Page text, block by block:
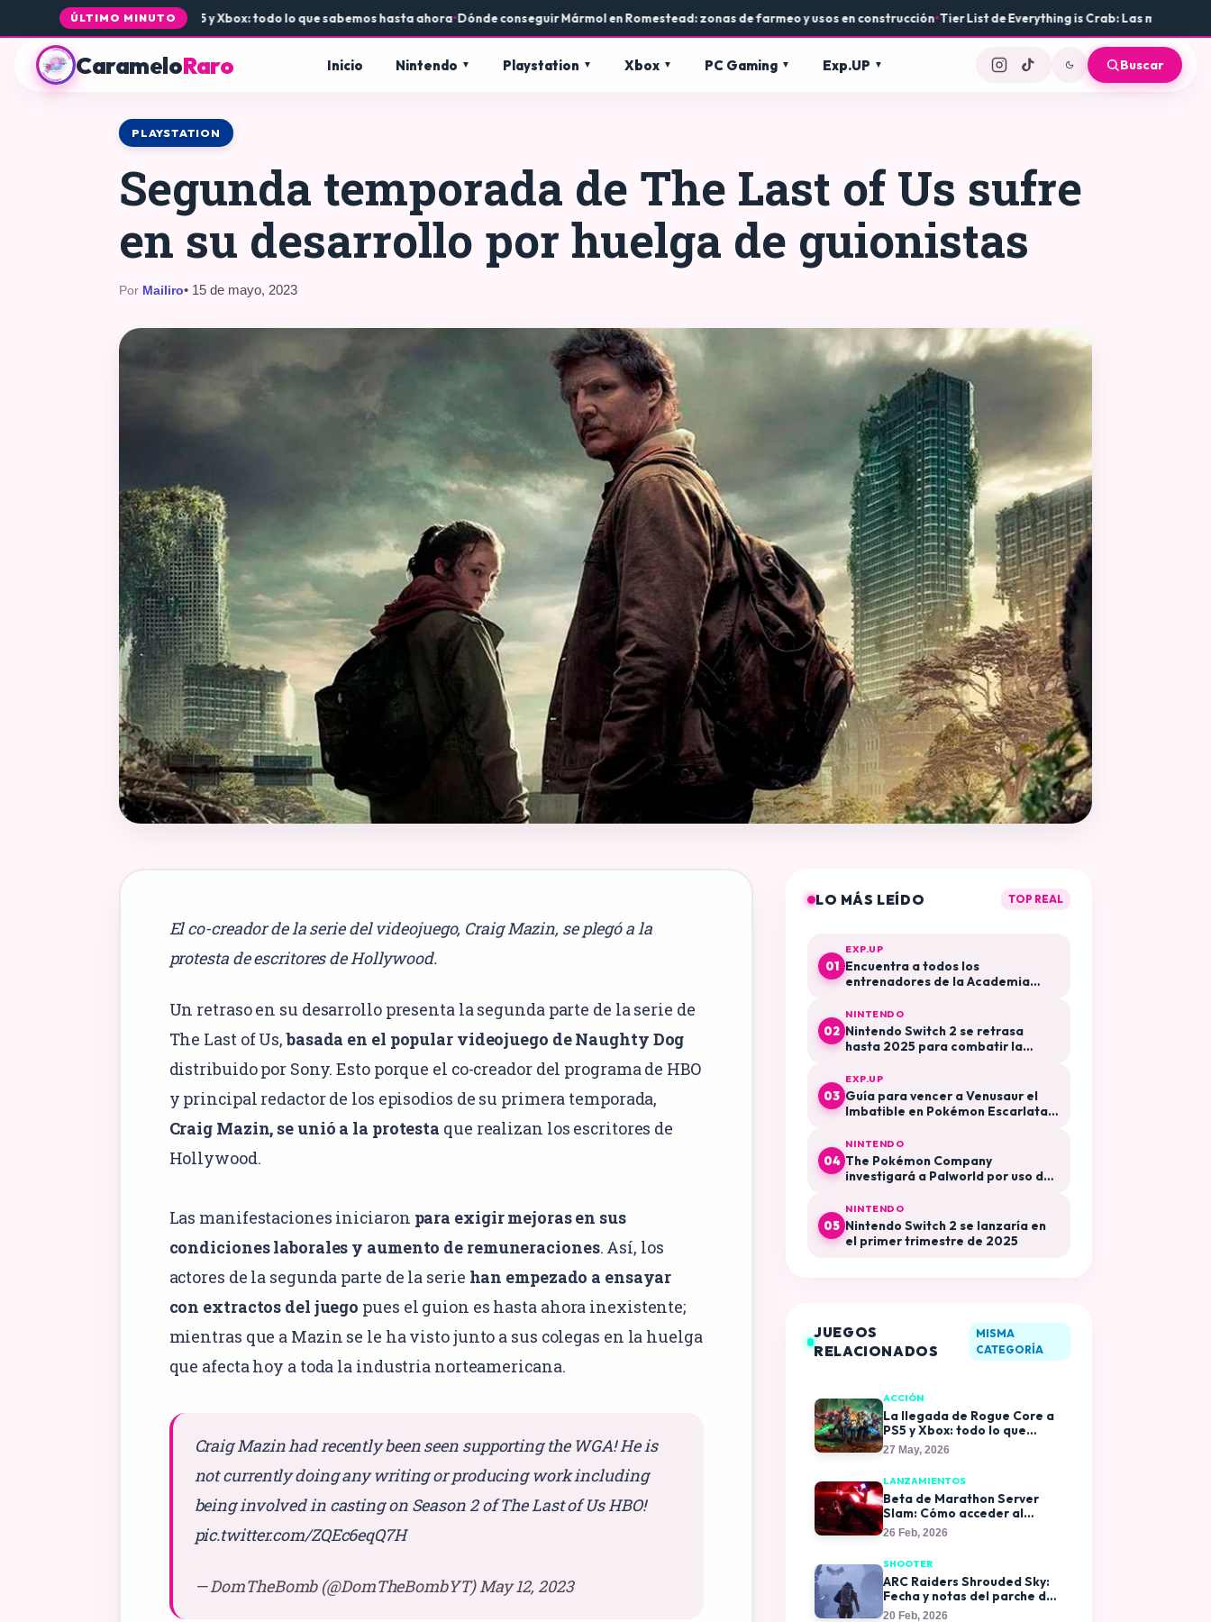
ÚLTIMO MINUTO
de Rogue Core a PS5 y Xbox: todo lo que sabemos hasta ahora•Dónde conseguir Mármol en Romestead: zonas de farmeo y usos en construcción•Tier List de Everything is Crab: Las mejores armas y
CarameloRaro Inicio Nintendo Playstation Xbox PC Gaming Exp.UP Buscar
PLAYSTATION
Segunda temporada de The Last of Us sufre
en su desarrollo por huelga de guionistas
Por Mailiro• 15 de mayo, 2023
El co-creador de la serie del videojuego, Craig Mazin, se plegó a la
protesta de escritores de Hollywood.
Un retraso en su desarrollo presenta la segunda parte de la serie de
The Last of Us,basada en el popular videojuego de Naughty Dog
distribuido por Sony. Esto porque el co-creador del programa de HBO
y principal redactor de los episodios de su primera temporada,
Craig Mazin, se unió a la protesta que realizan los escritores de
Hollywood.
Las manifestaciones iniciaron para exigir mejoras en sus
condiciones laborales y aumento de remuneraciones. Así, los
actores de la segunda parte de la serie han empezado a ensayar
con extractos del juego pues el guion es hasta ahora inexistente;
mientras que a Mazin se le ha visto junto a sus colegas en la huelga
que afecta hoy a toda la industria norteamericana.
Craig Mazin had recently been seen supporting the WGA! He is
not currently doing any writing or producing work including
being involved in casting on Season 2 of The Last of Us HBO!
pic.twitter.com/ZQEc6eqQ7H
— DomTheBomb (@DomTheBombYT)May 12, 2023
LO MÁS LEÍDO TOP REAL
01
EXP.UP
Encuentra a todos los
entrenadores de la Academia
Púrpura El Disco Índigo
02
NINTENDO
Nintendo Switch 2 se retrasa
hasta 2025 para combatir la
03
EXP.UP
Guía para vencer a Venusaur el
Imbatible en Pokémon Escarlata y
04
NINTENDO
The Pokémon Company
investigará a Palworld por uso de
05
NINTENDO
Nintendo Switch 2 se lanzaría en
el primer trimestre de 2025
JUEGOS
RELACIONADOS
MISMA
CATEGORÍA
ACCIÓN
La llegada de Rogue Core a
PS5 y Xbox: todo lo que
sabemos hasta ahora
27 May, 2026
LANZAMIENTOS
Beta de Marathon Server
Slam: Cómo acceder al
periodo de prueba y todas
las recompensas exclusivas
26 Feb, 2026
SHOOTER
ARC Raiders Shrouded Sky:
Fecha y notas del parche de
la actualización
20 Feb, 2026